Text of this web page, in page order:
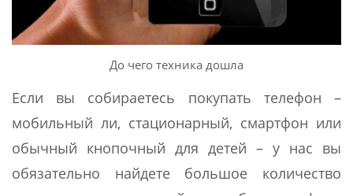
До чего техника дошла
Если вы собираетесь покупать телефон –
мобильный ли, стационарный, смартфон или
обычный кнопочный для детей – у нас вы
обязательно найдете большое количество